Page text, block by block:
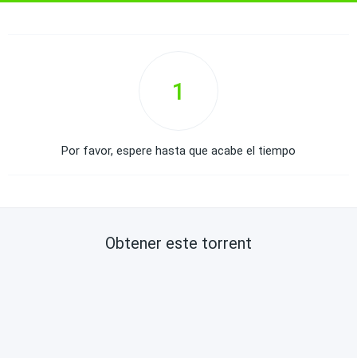
1
Por favor, espere hasta que acabe el tiempo
Obtener este torrent